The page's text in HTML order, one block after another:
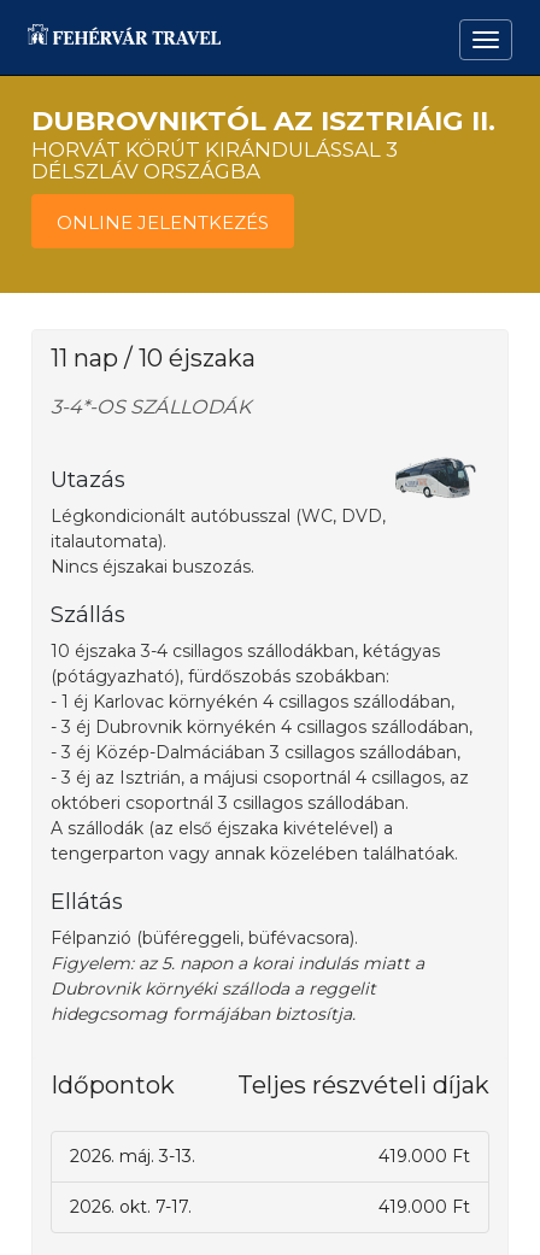
DUBROVNIKTÓL AZ ISZTRIÁIG II.
HORVÁT KÖRÚT KIRÁNDULÁSSAL 3
DÉLSZLÁV ORSZÁGBA
ONLINE JELENTKEZÉS
11 nap / 10 éjszaka
3-4*-OS SZÁLLODÁK
Utazás
Légkondicionált autóbusszal (WC, DVD,
italautomata).
Nincs éjszakai buszozás.
Szállás
10 éjszaka 3-4 csillagos szállodákban, kétágyas
(pótágyazható), fürdőszobás szobákban:
- 1 éj Karlovac környékén 4 csillagos szállodában,
- 3 éj Dubrovnik környékén 4 csillagos szállodában,
- 3 éj Közép-Dalmáciában 3 csillagos szállodában,
- 3 éj az Isztrián, a májusi csoportnál 4 csillagos, az
októberi csoportnál 3 csillagos szállodában.
A szállodák (az első éjszaka kivételével) a
tengerparton vagy annak közelében találhatóak.
Ellátás
Félpanzió (büféreggeli, büfévacsora).
Figyelem: az 5. napon a korai indulás miatt a
Dubrovnik környéki szálloda a reggelit
hidegcsomag formájában biztosítja.
Időpontok Teljes részvételi díjak
2026. máj. 3-13. 419.000 Ft
2026. okt. 7-17. 419.000 Ft